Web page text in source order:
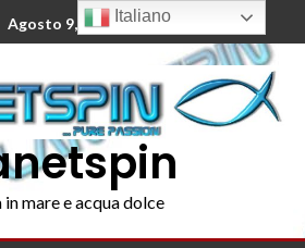
Agosto 9, 2026
in mare e acqua dolce
Italiano